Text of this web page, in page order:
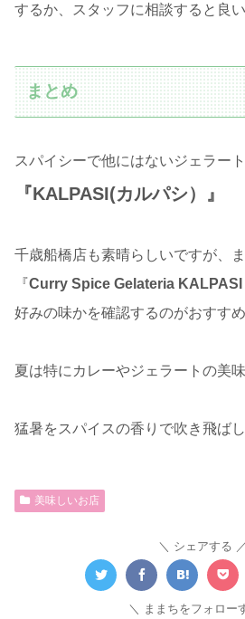
するか、スタッフに相談すると良
まとめ
スパイシーで他にはないジェラー
『KALPASI(カルパシ）』
千歳船橋店も素晴らしいですが、
『Curry Spice Gelateria KALPASI
好みの味かを確認するのがおすすめ
夏は特にカレーやジェラートの美味
猛暑をスパイスの香りで吹き飛ばし
美味しいお店
シェアする
ままちをフォロー